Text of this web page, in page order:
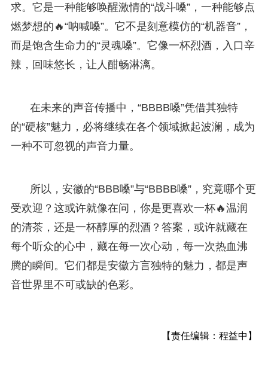
求。它是一种能够唤醒激情的“战斗嗓”，一种能够点
燃梦想的🔥“呐喊嗓”。它不是刻意模仿的“机器音”，
而是饱含生命力的“灵魂嗓”。它像一杯烈酒，入口辛
辣，回味悠长，让人酣畅淋漓。
在未来的声音传播中，“BBBB嗓”凭借其独特
的“硬核”魅力，必将继续在各个领域掀起波澜，成为
一种不可忽视的声音力量。
所以，安徽的“BBB嗓”与“BBBB嗓”，究竟哪个更
受欢迎？这或许就像在问，你是更喜欢一杯🔥温润
的清茶，还是一杯醇厚的烈酒？答案，或许就藏在
每个听众的心中，藏在每一次心动，每一次热血沸
腾的瞬间。它们都是安徽方言独特的魅力，都是声
音世界里不可或缺的色彩。
【责任编辑：程益中】